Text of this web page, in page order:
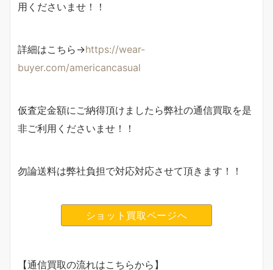
用くださいませ！！
詳細はこちら→https://wear-
buyer.com/americancasual
仮査定金額にご納得頂けましたら弊社の通信買取を是
非ご利用くださいませ！！
勿論送料は弊社負担で対応対応させて頂きます！！
ショット買取ページへ
【通信買取の流れはこちらから】